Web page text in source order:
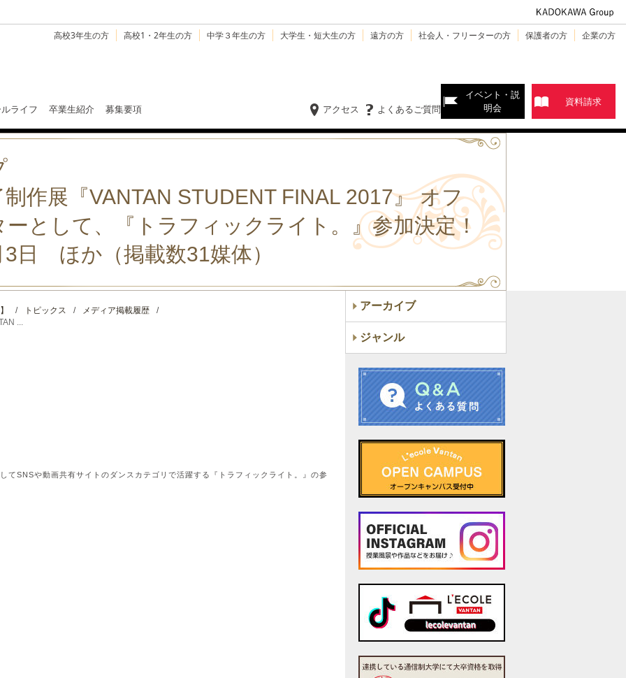
高校3年生の方 高校1・2年生の方 中学３年生の方 大学生・短大生の方 遠方の方 社会人・フリーターの方 保護者の方 企業の方
ライフ 卒業生紹介 募集要項 よくあるご質問
アクセス
イベント・説
明会
資料請求
作展『VANTAN STUDENT FINAL 2017』 オフ
として、『トラフィックライト。』参加決定！
日 ほか（掲載数31媒体）
/ トピックス / メディア掲載履歴
/
...
てSNSや動画共有サイトのダンスカテゴリで活躍する『トラフィックライト。』の参
アーカイブ
ジャンル